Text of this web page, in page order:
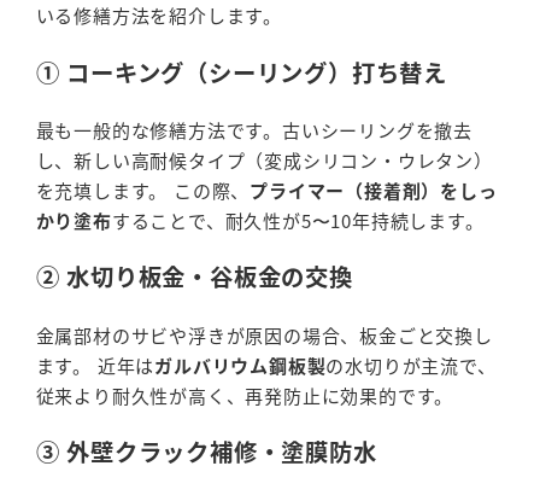
いる修繕方法を紹介します。
① コーキング（シーリング）打ち替え
最も一般的な修繕方法です。古いシーリングを撤去
し、新しい高耐候タイプ（変成シリコン・ウレタン）
を充填します。 この際、 プライマー（接着剤）をしっ
かり塗布することで、耐久性が5〜10年持続します。
② 水切り板金・谷板金の交換
金属部材のサビや浮きが原因の場合、板金ごと交換し
ます。 近年はガルバリウム鋼板製の水切りが主流で、
従来より耐久性が高く、再発防止に効果的です。
③ 外壁クラック補修・塗膜防水